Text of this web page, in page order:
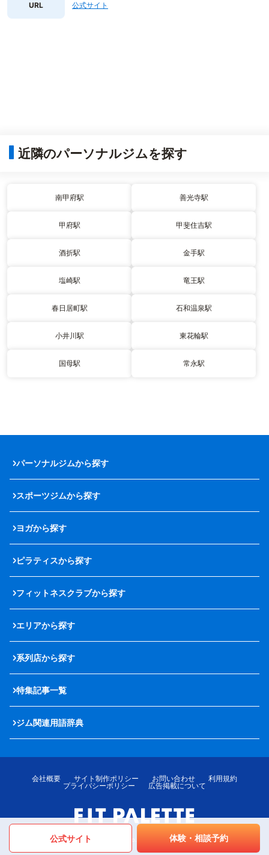
URL 公式サイト
近隣のパーソナルジムを探す
南甲府駅 善光寺駅
甲府駅 甲斐住吉駅
酒折駅 金手駅
塩崎駅 竜王駅
春日居町駅 石和温泉駅
小井川駅 東花輪駅
国母駅 常永駅
公式サイト 体験・相談予約
パーソナルジムから探す
スポーツジムから探す
ヨガから探す
ピラティスから探す
フィットネスクラブから探す
エリアから探す
系列店から探す
特集記事一覧
ジム関連用語辞典
会社概要 サイト制作ポリシー お問い合わせ
利用規約
プライバシーポリシー
広告掲載について
© LOTTE MediPalette Co.,Ltd. All rights reserved.